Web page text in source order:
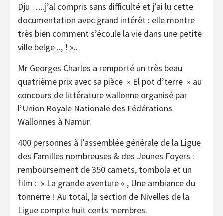
Dju …..j’al compris sans difficulté et j’ai lu cette
documentation avec grand intérêt : elle montre
très bien comment s’écoule la vie dans une petite
ville belge .., ! »..
Mr Georges Charles a remporté un très beau
quatrième prix avec sa pièce » El pot d’terre » au
concours de littérature wallonne organisé par
l’Union Royale Nationale des Fédérations
Wallonnes à Namur.
400 personnes à l’assemblée générale de la Ligue
des Familles nombreuses & des Jeunes Foyers :
remboursement de 350 camets, tombola et un
film : » La grande aventure « , Une ambiance du
tonnerre ! Au total, la section de Nivelles de la
Ligue compte huit cents membres.